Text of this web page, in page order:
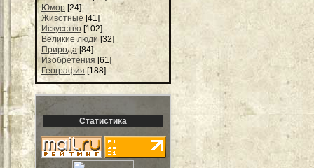
Юмор [24]
Животные [41]
Искусство [102]
Великие люди [32]
Природа [84]
Изобретения [61]
География [188]
Статистика